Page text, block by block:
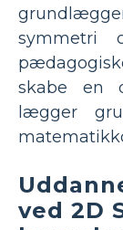
symmetri
skabe en
lægger
ved 2D